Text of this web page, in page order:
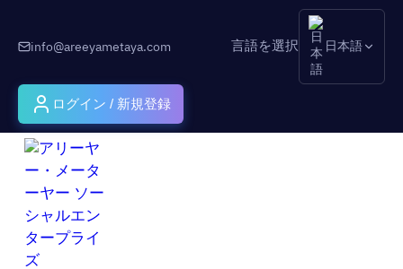
info@areeyametaya.com 言語を選択 日本語
ログイン / 新規登録